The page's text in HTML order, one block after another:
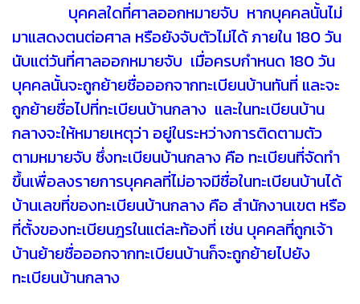
บุคคลใดที่ศาลออกหมายจับ หากบุคคลนั้นไม่
มาแสดงตนต่อศาล หรือยังจับตัวไม่ได้ ภายใน 180 วัน
นับแต่วันที่ศาลออกหมายจับ เมื่อครบกำหนด 180 วัน
บุคคลนั้นจะถูกย้ายชื่อออกจากทะเบียนบ้านทันที่ และจะ
ถูกย้ายชื่อไปที่ทะเบียนบ้านกลาง และในทะเบียนบ้าน
กลางจะให้หมายเหตุว่า อยู่ในระหว่างการติดตามตัว
ตามหมายจับ ซึ่งทะเบียนบ้านกลาง คือ ทะเบียนที่จัดทํา
ขึ้นเพื่อลงรายการบุคคลที่ไม่อาจมีชื่อในทะเบียนบ้านได้
บ้านเลขที่ของทะเบียนบ้านกลาง คือ สำนักงานเขต หรือ
ที่ตั้งของทะเบียนฎรในแต่ละท้องที่ เช่น บุคคลที่ถูกเจ้า
บ้านย้ายชื่อออกจากทะเบียนบ้านก็จะถูกย้ายไปยัง
ทะเบียนบ้านกลาง